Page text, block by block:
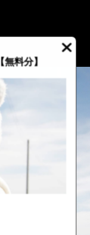
【無料分】